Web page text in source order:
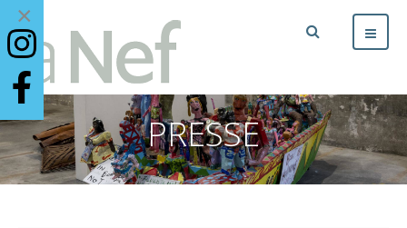
PRESSE
×